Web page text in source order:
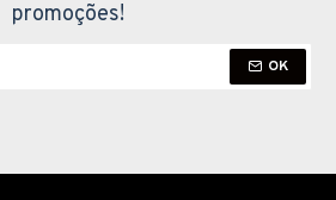
promoções!
OK